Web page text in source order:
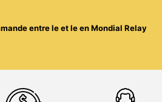
entre leet leen Mondial Relay